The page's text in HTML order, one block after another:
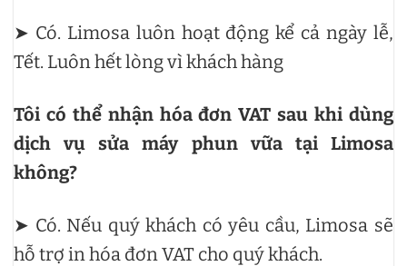
➤ Có. Limosa luôn hoạt động kể cả ngày lễ,
Tết. Luôn hết lòng vì khách hàng
Tôi có thể nhận hóa đơn VAT sau khi dùng
dịch vụ sửa máy phun vữa tại Limosa
không?
➤ Có. Nếu quý khách có yêu cầu, Limosa sẽ
hỗ trợ in hóa đơn VAT cho quý khách.